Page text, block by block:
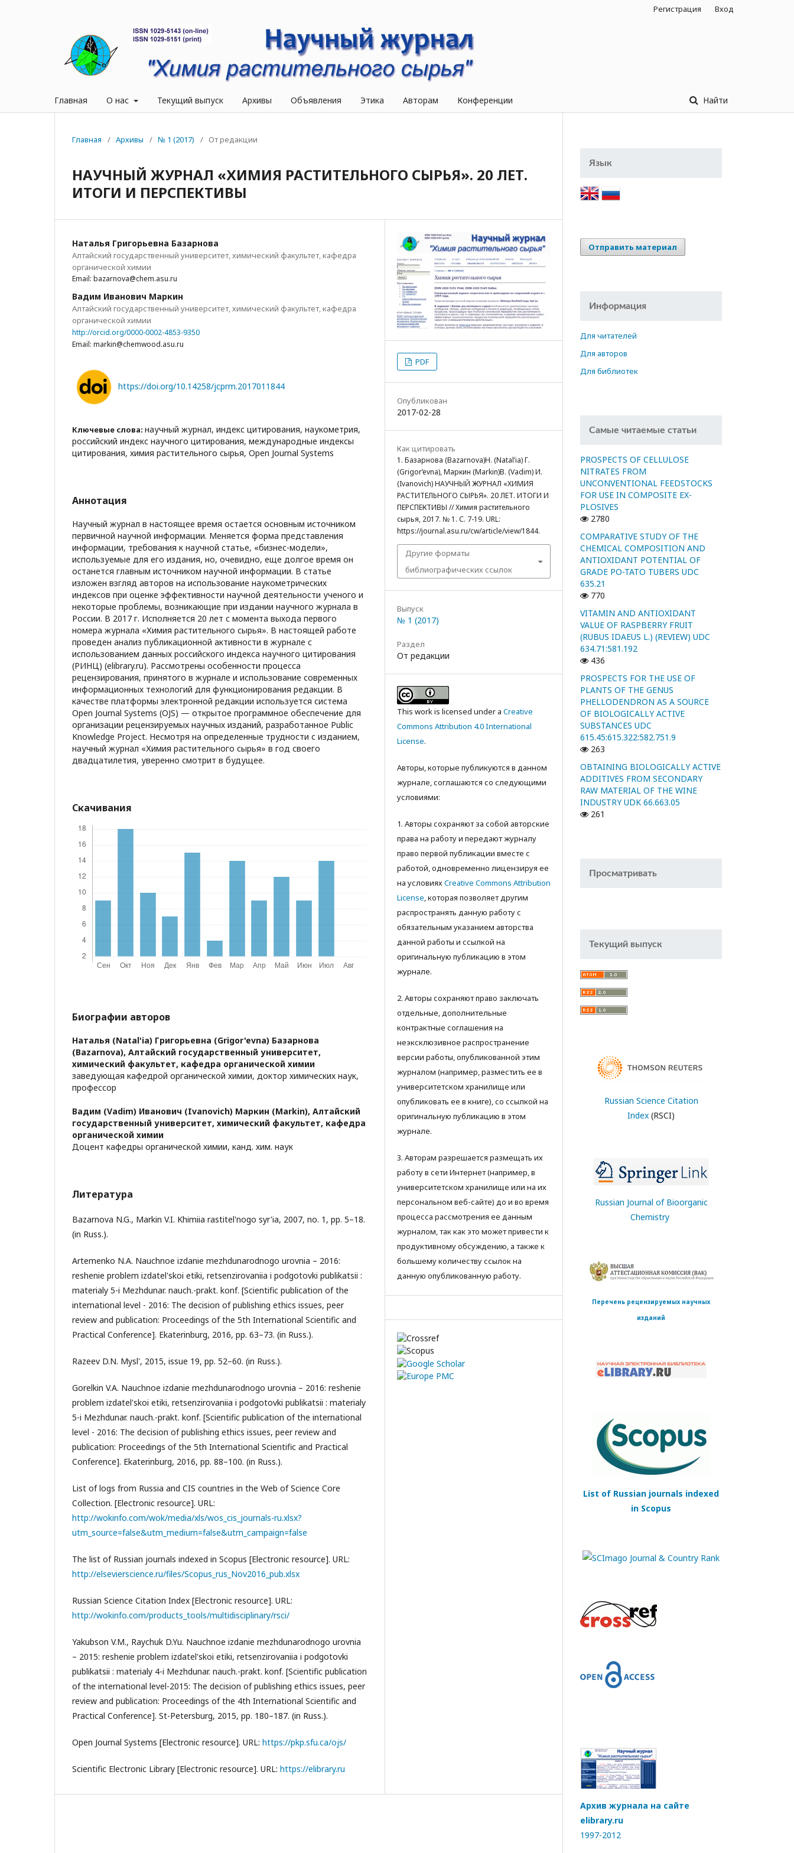
Главная О нас Текущий выпуск Архивы Объявления Этика Авторам Конференции Найти
Регистрация Вход
Главная / Архивы / № 1 (2017) / От редакции
НАУЧНЫЙ ЖУРНАЛ «ХИМИЯ РАСТИТЕЛЬНОГО СЫРЬЯ». 20 ЛЕТ.
ИТОГИ И ПЕРСПЕКТИВЫ
Наталья Григорьевна Базарнова
Алтайский государственный университет, химический факультет, кафедра
органической химии
Email: bazarnova@chem.asu.ru
Вадим Иванович Маркин
Алтайский государственный университет, химический факультет, кафедра
органической химии
http://orcid.org/0000-0002-4853-9350
Email: markin@chemwood.asu.ru
https://doi.org/10.14258/jcprm.2017011844
Ключевые слова: научный журнал, индекс цитирования, наукометрия,
российский индекс научного цитирования, международные индексы
цитирования, химия растительного сырья, Open Journal Systems
Аннотация
Научный журнал в настоящее время остается основным источником
первичной научной информации. Меняется форма представления
информации, требования к научной статье, «бизнес-модели»,
используемые для его издания, но, очевидно, еще долгое время он
останется главным источником научной информации. В статье
изложен взгляд авторов на использование наукометрических
индексов при оценке эффективности научной деятельности ученого и
некоторые проблемы, возникающие при издании научного журнала в
России. В 2017 г. Исполняется 20 лет с момента выхода первого
номера журнала «Химия растительного сырья». В настоящей работе
проведен анализ публикационной активности в журнале с
использованием данных российского индекса научного цитирования
(РИНЦ) (elibrary.ru). Рассмотрены особенности процесса
рецензирования, принятого в журнале и использование современных
информационных технологий для функционирования редакции. В
качестве платформы электронной редакции используется система
Open Journal Systems (OJS) — открытое программное обеспечение для
организации рецензируемых научных изданий, разработанное Public
Knowledge Project. Несмотря на определенные трудности с изданием,
научный журнал «Химия растительного сырья» в год своего
двадцатилетия, уверенно смотрит в будущее.
Скачивания
Биографии авторов
Наталья (Natal'ia) Григорьевна (Grigor'evna) Базарнова
(Bazarnova), Алтайский государственный университет,
химический факультет, кафедра органической химии
заведующая кафедрой органической химии, доктор химических наук,
профессор
Вадим (Vadim) Иванович (Ivanovich) Маркин (Markin), Алтайский
государственный университет, химический факультет, кафедра
органической химии
Доцент кафедры органической химии, канд. хим. наук
Литература
Bazarnova N.G., Markin V.I. Khimiia rastitel'nogo syr'ia, 2007, no. 1, pp. 5–18.
(in Russ.).
Artemenko N.A. Nauchnoe izdanie mezhdunarodnogo urovnia – 2016:
reshenie problem izdatel'skoi etiki, retsenzirovaniia i podgotovki publikatsii :
materialy 5-i Mezhdunar. nauch.-prakt. konf. [Scientific publication of the
international level - 2016: The decision of publishing ethics issues, peer
review and publication: Proceedings of the 5th International Scientific and
Practical Conference]. Ekaterinburg, 2016, pp. 63–73. (in Russ.).
Razeev D.N. Mysl', 2015, issue 19, pp. 52–60. (in Russ.).
Gorelkin V.A. Nauchnoe izdanie mezhdunarodnogo urovnia – 2016: reshenie
problem izdatel'skoi etiki, retsenzirovaniia i podgotovki publikatsii : materialy
5-i Mezhdunar. nauch.-prakt. konf. [Scientific publication of the international
level - 2016: The decision of publishing ethics issues, peer review and
publication: Proceedings of the 5th International Scientific and Practical
Conference]. Ekaterinburg, 2016, pp. 88–100. (in Russ.).
List of logs from Russia and CIS countries in the Web of Science Core
Collection. [Electronic resource]. URL:
http://wokinfo.com/wok/media/xls/wos_cis_journals-ru.xlsx?
utm_source=false&utm_medium=false&utm_campaign=false
The list of Russian journals indexed in Scopus [Electronic resource]. URL:
http://elsevierscience.ru/files/Scopus_rus_Nov2016_pub.xlsx
Russian Science Citation Index [Electronic resource]. URL:
http://wokinfo.com/products_tools/multidisciplinary/rsci/
Yakubson V.M., Raychuk D.Yu. Nauchnoe izdanie mezhdunarodnogo urovnia
– 2015: reshenie problem izdatel'skoi etiki, retsenzirovaniia i podgotovki
publikatsii : materialy 4-i Mezhdunar. nauch.-prakt. konf. [Scientific publication
of the international level-2015: The decision of publishing ethics issues, peer
review and publication: Proceedings of the 4th International Scientific and
Practical Conference]. St-Petersburg, 2015, pp. 180–187. (in Russ.).
Open Journal Systems [Electronic resource]. URL: https://pkp.sfu.ca/ojs/
Scientific Electronic Library [Electronic resource]. URL: https://elibrary.ru
PDF
Опубликован
2017-02-28
Как цитировать
1. Базарнова (Bazarnova)Н. (Natal’ia) Г.
(Grigor’evna), Маркин (Markin)В. (Vadim) И.
(Ivanovich) НАУЧНЫЙ ЖУРНАЛ «ХИМИЯ
РАСТИТЕЛЬНОГО СЫРЬЯ». 20 ЛЕТ. ИТОГИ И
ПЕРСПЕКТИВЫ // Химия растительного
сырья, 2017. № 1. С. 7-19. URL:
https://journal.asu.ru/cw/article/view/1844.
Другие форматы
библиографических ссылок
Выпуск
№ 1 (2017)
Раздел
От редакции
This work is licensed under a Creative
Commons Attribution 4.0 International
License.
Авторы, которые публикуются в данном
журнале, соглашаются со следующими
условиями:
1. Авторы сохраняют за собой авторские
права на работу и передают журналу
право первой публикации вместе с
работой, одновременно лицензируя ее
на условияхCreative Commons Attribution
License, которая позволяет другим
распространять данную работу с
обязательным указанием авторства
данной работы и ссылкой на
оригинальную публикацию в этом
журнале.
2. Авторы сохраняют право заключать
отдельные, дополнительные
контрактные соглашения на
неэксклюзивное распространение
версии работы, опубликованной этим
журналом (например, разместить ее в
университетском хранилище или
опубликовать ее в книге), со ссылкой на
оригинальную публикацию в этом
журнале.
3. Авторам разрешается размещать их
работу в сети Интернет (например, в
университетском хранилище или на их
персональном веб-сайте) до и во время
процесса рассмотрения ее данным
журналом, так как это может привести к
продуктивному обсуждению, а также к
большему количеству ссылок на
данную опубликованную работу.
Язык
Отправить материал
Информация
Для читателей
Для авторов
Для библиотек
Самые читаемые статьи
PROSPECTS OF CELLULOSE
NITRATES FROM
UNCONVENTIONAL FEEDSTOCKS
FOR USE IN COMPOSITE EX-
PLOSIVES
2780
COMPARATIVE STUDY OF THE
CHEMICAL COMPOSITION AND
ANTIOXIDANT POTENTIAL OF
GRADE PO-TATO TUBERS UDC
635.21
770
VITAMIN AND ANTIOXIDANT
VALUE OF RASPBERRY FRUIT
(RUBUS IDAEUS L.) (REVIEW) UDC
634.71:581.192
436
PROSPECTS FOR THE USE OF
PLANTS OF THE GENUS
PHELLODENDRON AS A SOURCE
OF BIOLOGICALLY ACTIVE
SUBSTANCES UDC
615.45:615.322:582.751.9
263
OBTAINING BIOLOGICALLY ACTIVE
ADDITIVES FROM SECONDARY
RAW MATERIAL OF THE WINE
INDUSTRY UDK 66.663.05
261
Просматривать
Текущий выпуск
Russian Science Citation
Index (RSCI)
Russian Journal of Bioorganic
Chemistry
Перечень рецензируемых научных
изданий
List of Russian journals indexed
in Scopus
Архив журнала на сайте
elibrary.ru
1997-2012